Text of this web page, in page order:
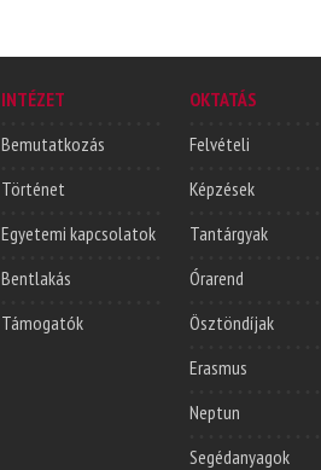
INTÉZET
Bemutatkozás
Történet
Egyetemi kapcsolatok
Bentlakás
Támogatók
OKTATÁS
Felvételi
Képzések
Tantárgyak
Órarend
Ösztöndíjak
Erasmus
Neptun
Segédanyagok